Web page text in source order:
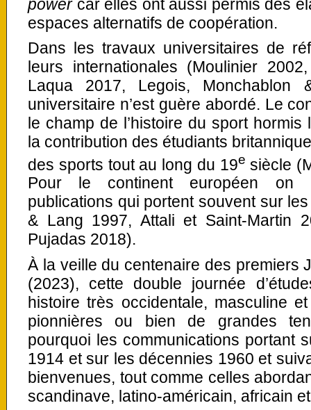
powercar elles ont aussi permis des
espaces alternatifs de coopération.
Dans les travaux universitaires de
leurs internationales (Moulinier
Laqua 2017, Legois,
universitaire n’est guère abordé. Le
le champ de l’histoire du sport
la contribution des étudiants
des sports tout au long du 19e siècle
Pour le continent européen on
publications qui portent souvent sur
& Lang 1997, Attali et Saint-Martin
Pujadas 2018).
À la veille du centenaire des premiers
(2023), cette double journée
histoire très occidentale, masculine
pionnières ou bien de grandes
pourquoi les communications portant
1914 et sur les décennies 1960 et
bienvenues, tout comme celles
scandinave, latino-américain, africain